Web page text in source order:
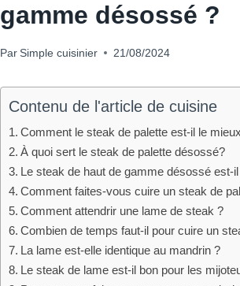
gamme désossé ?
Par Simple cuisinier 21/08/2024
Contenu de l'article de cuisine
Comment le steak de palette est-il le
À quoi sert le steak de palette désossé?
Le steak de haut de gamme désossé est-
Comment faites-vous cuire un steak de
Comment attendrir une lame de steak ?
Combien de temps faut-il pour cuire un
La lame est-elle identique au mandrin ?
Le steak de lame est-il bon pour les